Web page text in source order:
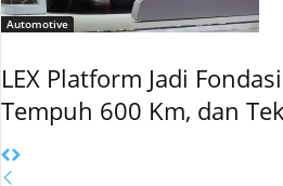
Automotive
LEX Platform Jadi
Tempuh 600 Km, dan